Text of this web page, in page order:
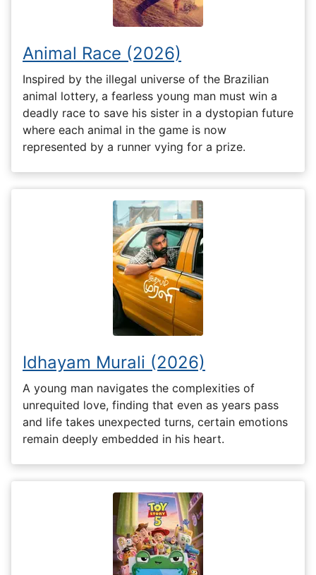
Animal Race (2026)
Inspired by the illegal universe of the Brazilian
animal lottery, a fearless young man must win a
deadly race to save his sister in a dystopian future
where each animal in the game is now
represented by a runner vying for a prize.
Idhayam Murali (2026)
A young man navigates the complexities of
unrequited love, finding that even as years pass
and life takes unexpected turns, certain emotions
remain deeply embedded in his heart.